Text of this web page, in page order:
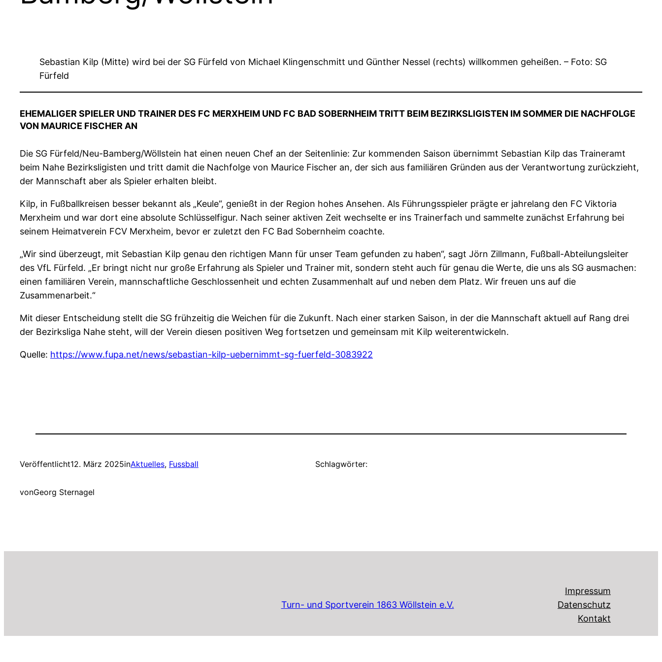
Sebastian Kilp (Mitte) wird bei der SG Fürfeld von Michael Klingenschmitt und Günther Nessel (rechts) willkommen geheißen. – Foto: SG
Fürfeld
EHEMALIGER SPIELER UND TRAINER DES FC MERXHEIM UND FC BAD SOBERNHEIM TRITT BEIM BEZIRKSLIGISTEN IM SOMMER DIE NACHFOLGE
VON MAURICE FISCHER AN
Die SG Fürfeld/Neu-Bamberg/Wöllstein hat einen neuen Chef an der Seitenlinie: Zur kommenden Saison übernimmt Sebastian Kilp das Traineramt
beim Nahe Bezirksligisten und tritt damit die Nachfolge von Maurice Fischer an, der sich aus familiären Gründen aus der Verantwortung zurückzieht,
der Mannschaft aber als Spieler erhalten bleibt.
Kilp, in Fußballkreisen besser bekannt als „Keule“, genießt in der Region hohes Ansehen. Als Führungsspieler prägte er jahrelang den FC Viktoria
Merxheim und war dort eine absolute Schlüsselfigur. Nach seiner aktiven Zeit wechselte er ins Trainerfach und sammelte zunächst Erfahrung bei
seinem Heimatverein FCV Merxheim, bevor er zuletzt den FC Bad Sobernheim coachte.
„Wir sind überzeugt, mit Sebastian Kilp genau den richtigen Mann für unser Team gefunden zu haben“, sagt Jörn Zillmann, Fußball-Abteilungsleiter
des VfL Fürfeld. „Er bringt nicht nur große Erfahrung als Spieler und Trainer mit, sondern steht auch für genau die Werte, die uns als SG ausmachen:
einen familiären Verein, mannschaftliche Geschlossenheit und echten Zusammenhalt auf und neben dem Platz. Wir freuen uns auf die
Zusammenarbeit.“
Mit dieser Entscheidung stellt die SG frühzeitig die Weichen für die Zukunft. Nach einer starken Saison, in der die Mannschaft aktuell auf Rang drei
der Bezirksliga Nahe steht, will der Verein diesen positiven Weg fortsetzen und gemeinsam mit Kilp weiterentwickeln.
Quelle: https://www.fupa.net/news/sebastian-kilp-uebernimmt-sg-fuerfeld-3083922
Veröffentlicht12. März 2025inAktuelles, Fussball
vonGeorg Sternagel
Schlagwörter:
Turn- und Sportverein 1863 Wöllstein e.V.
Impressum
Datenschutz
Kontakt